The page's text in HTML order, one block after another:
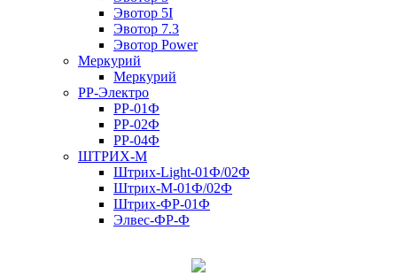
Эвотор 5I
Эвотор 7.3
Эвотор Power
Меркурий
Меркурий
РР-Электро
РР-01Ф
РР-02Ф
РР-04Ф
ШТРИХ-М
Штрих-Light-01Ф/02Ф
Штрих-М-01Ф/02Ф
Штрих-ФР-01Ф
Элвес-ФР-Ф